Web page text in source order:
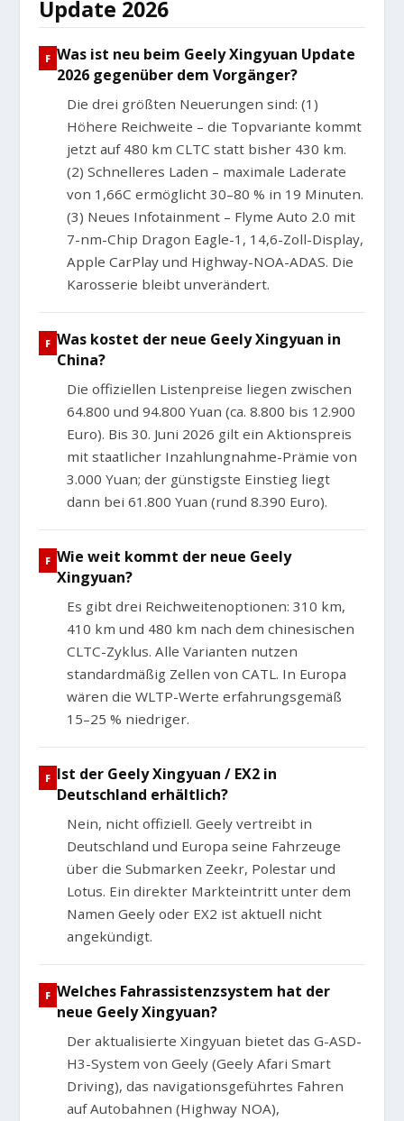
Update 2026
Was ist neu beim Geely Xingyuan Update
2026 gegenüber dem Vorgänger?
Die drei größten Neuerungen sind: (1)
Höhere Reichweite – die Topvariante kommt
jetzt auf 480 km CLTC statt bisher 430 km.
(2) Schnelleres Laden – maximale Laderate
von 1,66C ermöglicht 30–80 % in 19 Minuten.
(3) Neues Infotainment – Flyme Auto 2.0 mit
7-nm-Chip Dragon Eagle-1, 14,6-Zoll-Display,
Apple CarPlay und Highway-NOA-ADAS. Die
Karosserie bleibt unverändert.
Was kostet der neue Geely Xingyuan in
China?
Die offiziellen Listenpreise liegen zwischen
64.800 und 94.800 Yuan (ca. 8.800 bis 12.900
Euro). Bis 30. Juni 2026 gilt ein Aktionspreis
mit staatlicher Inzahlungnahme-Prämie von
3.000 Yuan; der günstigste Einstieg liegt
dann bei 61.800 Yuan (rund 8.390 Euro).
Wie weit kommt der neue Geely
Xingyuan?
Es gibt drei Reichweitenoptionen: 310 km,
410 km und 480 km nach dem chinesischen
CLTC-Zyklus. Alle Varianten nutzen
standardmäßig Zellen von CATL. In Europa
wären die WLTP-Werte erfahrungsgemäß
15–25 % niedriger.
Ist der Geely Xingyuan / EX2 in
Deutschland erhältlich?
Nein, nicht offiziell. Geely vertreibt in
Deutschland und Europa seine Fahrzeuge
über die Submarken Zeekr, Polestar und
Lotus. Ein direkter Markteintritt unter dem
Namen Geely oder EX2 ist aktuell nicht
angekündigt.
Welches Fahrassistenzsystem hat der
neue Geely Xingyuan?
Der aktualisierte Xingyuan bietet das G-ASD-
H3-System von Geely (Geely Afari Smart
Driving), das navigationsgeführtes Fahren
auf Autobahnen (Highway NOA),